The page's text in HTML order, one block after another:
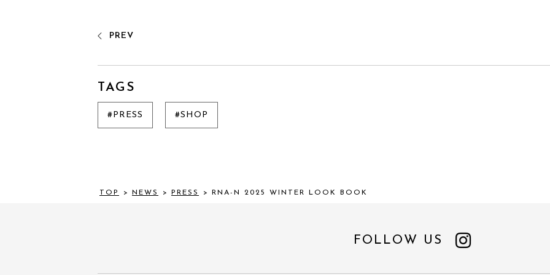
PREV
TAGS
#PRESS #SHOP
TOP > NEWS > PRESS > RNA-N 2025 WINTER LOOK BOOK
FOLLOW US